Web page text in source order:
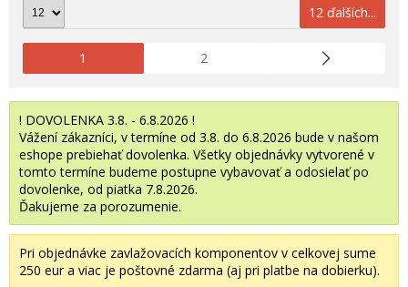
! DOVOLENKA 3.8. - 6.8.2026 !
Vážení zákazníci, v termíne od 3.8. do 6.8.2026 bude v našom
eshope prebiehať dovolenka. Všetky objednávky vytvorené v
tomto termíne budeme postupne vybavovať a odosielať po
dovolenke, od piatka 7.8.2026.
Ďakujeme za porozumenie.
Pri objednávke zavlažovacích komponentov v celkovej sume
250 eur a viac je poštovné zdarma (aj pri platbe na dobierku).
12 ďalších...
1 2